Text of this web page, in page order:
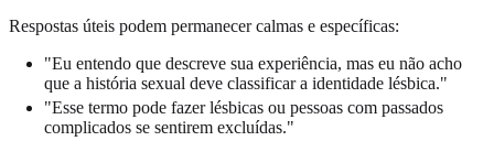
Respostas úteis podem permanecer calmas e específicas:
"Eu entendo que descreve sua experiência, mas eu não acho
que a história sexual deve classificar a identidade lésbica."
"Esse termo pode fazer lésbicas ou pessoas com passados
complicados se sentirem excluídas."